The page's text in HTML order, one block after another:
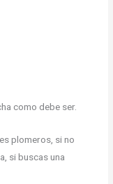
como debe ser.
plomeros, si no
si buscas una